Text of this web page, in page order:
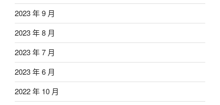
2023 年 9 月
2023 年 8 月
2023 年 7 月
2023 年 6 月
2022 年 10 月